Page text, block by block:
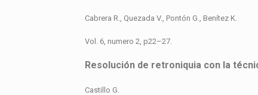
Cabrera R., Quezada V., Pontón G., Benítez K.
Vol. 6, numero 2, p22–27.
Resolución de retroniquia con la
Castillo G.